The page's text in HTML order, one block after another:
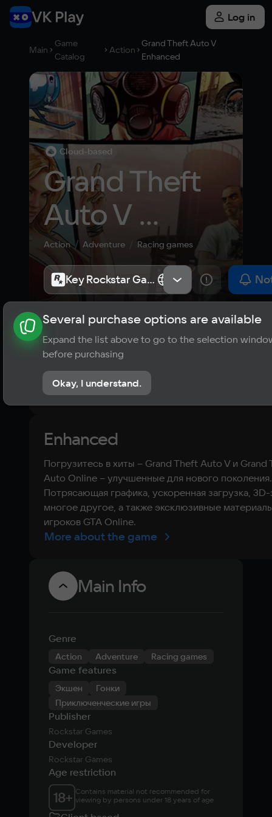
Log in
Main
Game
Catalog
Action
Grand Theft Auto V
Enhanced
Cloud-based
Grand Theft
Auto V
Enhanced
Action Adventure Racing games
Key Rockstar Games Launcher СНГ, Россия
About the game News Requirements
6,7 Player ratings
10 reviews
Enhanced
Погрузитесь в хиты – Grand Theft Auto V и Grand
Auto Online – улучшенные для нового поколения.
Потрясающая графика, ускоренная загрузка, 3D-
многое другое, а также эксклюзивные
игроков GTA Online.
More about the game
Main Info
Genre
Action Adventure Racing games
Game features
Экшен
Гонки
Приключенческие игры
Publisher
Rockstar Games
Developer
Rockstar Games
Age restriction
18+ Contains material not recommended for
viewing by persons under 18 years of age
Key Rockstar Games Launcher СНГ, Россия
Several purchase options are available
Expand the list above to go to the selection
before purchasing
Okay, I understand.